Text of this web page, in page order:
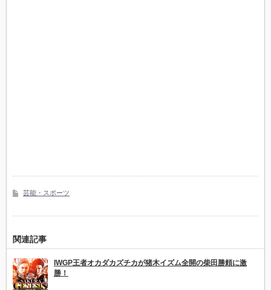
芸能・スポーツ
関連記事
IWGP王者オカダカズチカが猪木イズム全開の柴田勝頼に激
勝！